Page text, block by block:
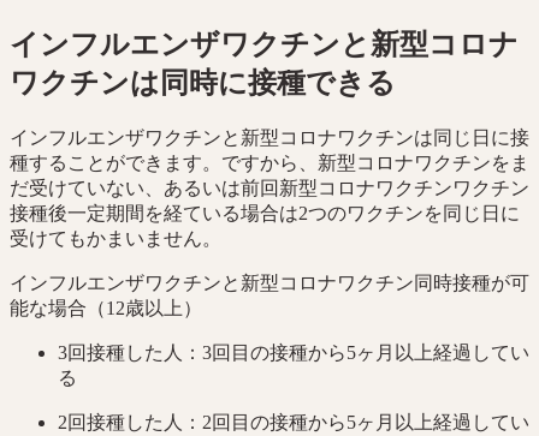
インフルエンザワクチンと新型コロナ
ワクチンは同時に接種できる
インフルエンザワクチンと新型コロナワクチンは同じ日に接
種することができます。ですから、新型コロナワクチンをま
だ受けていない、あるいは前回新型コロナワクチンワクチン
接種後一定期間を経ている場合は2つのワクチンを同じ日に
受けてもかまいません。
インフルエンザワクチンと新型コロナワクチン同時接種が可
能な場合（12歳以上）
3回接種した人：3回目の接種から5ヶ月以上経過してい
る
2回接種した人：2回目の接種から5ヶ月以上経過してい